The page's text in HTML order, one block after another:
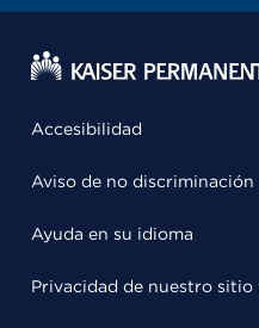
Accesibilidad
Aviso de no discriminación
Ayuda en su idioma
Privacidad de nuestro sitio